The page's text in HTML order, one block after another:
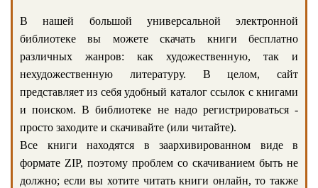
В нашей большой универсальной электронной
библиотеке вы можете скачать книги бесплатно
различных жанров: как художественную, так и
нехудожественную литературу. В целом, сайт
представляет из себя удобный каталог ссылок с книгами
и поиском. В библиотеке не надо регистрироваться -
просто заходите и скачивайте (или читайте).
Все книги находятся в заархивированном виде в
формате ZIP, поэтому проблем со скачиванием быть не
должно; если вы хотите читать книги онлайн, то также